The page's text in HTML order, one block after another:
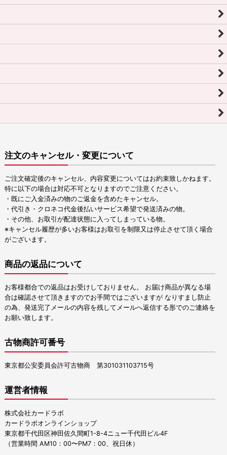
注文のキャンセル・変更について
ご注文確定後のキャンセル、内容変更についてはお約束致しかねます。
特に以下の場合は対応不可となりますのでご注意ください。
・既にご入金済みの物のご返金を含めたキャンセル。
・代引き・クロネコ代金後払いサービス希望で発送済みの物。
・その他、お取引が配達状態に入ってしまっている物。
※キャンセル履歴が多いお客様はお取引を制限又は停止させて頂く場合
がございます。
商品の返品について
お客様都合での返品はお受けしておりません。 お届け商品が異なる場
合は確認させて頂きますのでお手間ではございますが なりすまし防止
の為、発送完了メールの内容を残してメールへ返信する形でのご連絡を
お願い致します。
古物商許可番号
東京都公安委員会許可古物商 第301031103715号
運営者情報
株式会社カードラボ
カードラボオンラインショップ
東京都千代田区神田佐久間町1-8-4ニュー千代田ビル4F
（営業時間 AM10：00〜PM7：00、祝日休）